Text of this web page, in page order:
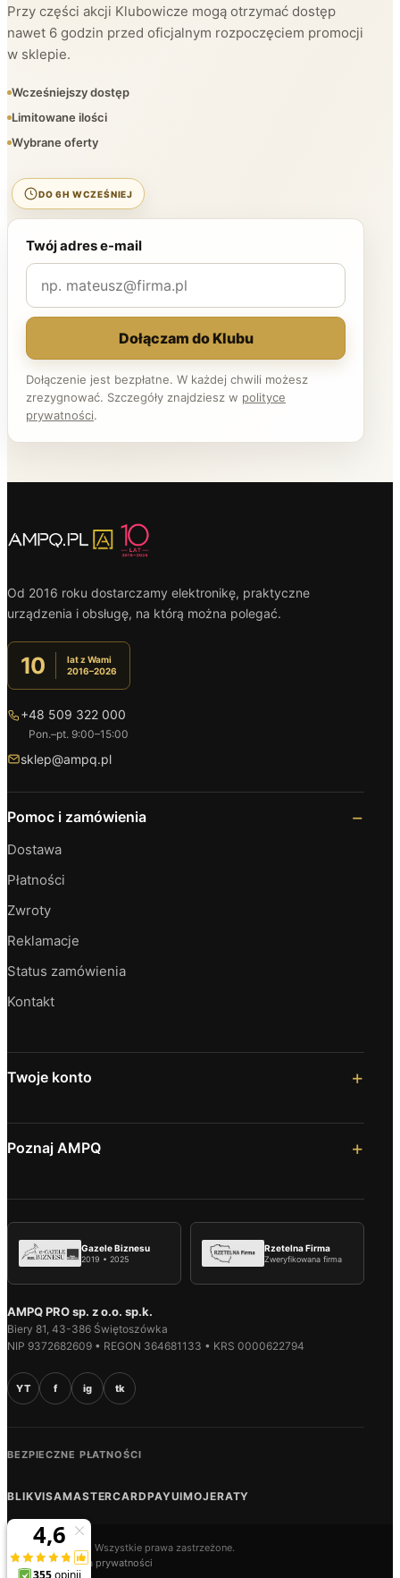
Przy części akcji Klubowicze mogą otrzymać dostęp
nawet 6 godzin przed oficjalnym rozpoczęciem promocji
w sklepie.
Wcześniejszy dostęp
Limitowane ilości
Wybrane oferty
DO 6H WCZEŚNIEJ
Twój adres e-mail
Dołączam do Klubu
Dołączenie jest bezpłatne. W każdej chwili możesz
zrezygnować. Szczegóły znajdziesz w polityce
prywatności.
Od 2016 roku dostarczamy elektronikę, praktyczne
urządzenia i obsługę, na którą można polegać.
10
lat z Wami
2016–2026
+48 509 322 000
Pon.–pt. 9:00–15:00
sklep@ampq.pl
Pomoc i zamówienia
Dostawa
Płatności
Zwroty
Reklamacje
Status zamówienia
Kontakt
Twoje konto
Poznaj AMPQ
Gazele Biznesu
2019 • 2025
Rzetelna Firma
Zweryfikowana firma
AMPQ PRO sp. z o.o. sp.k.
Biery 81, 43-386 Świętoszówka
NIP 9372682609 • REGON 364681133 • KRS 0000622794
YT f ig tk
BEZPIECZNE PŁATNOŚCI
BLIKVISAMASTERCARDPAYUIMOJERATY
© 2026 AMPQ.PL. Wszystkie prawa zastrzeżone.
RegulaminPolityka prywatności